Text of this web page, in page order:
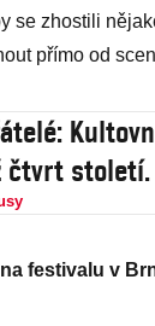
se zhostili
přímo od
čtvrt století.
festivalu v